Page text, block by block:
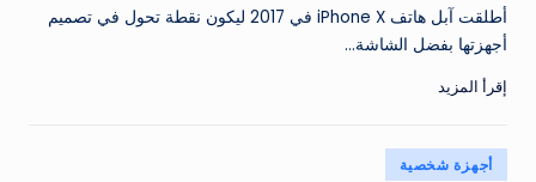
بواسطة
أطلقت آبل هاتف iPhone X في 2017 ليكون نقطة تحول في تصميم
أجهزتها بفضل الشاشة…
إقرأ المزيد
نُشرأجهزة شخصية